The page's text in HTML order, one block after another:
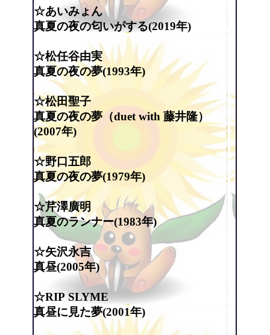
☆あいみょん
真夏の夜の匂いがする(2019年)
☆松任谷由実
真夏の夜の夢(1993年)
☆松田聖子
真夏の夜の夢（duet with 藤井隆）
(2007年)
☆野口五郎
真夏の夜の夢(1979年)
☆芹澤廣明
真夏のランナー(1983年)
☆矢沢永吉
真昼(2005年)
☆RIP SLYME
真昼に見た夢(2001年)